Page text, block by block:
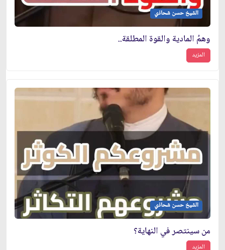
الشيخ حسن شحاذي
وهمُ المادية والقوة المطلقة..
المزيد
الشيخ حسن شحاذي
من سينتصر في النهاية؟
المزيد